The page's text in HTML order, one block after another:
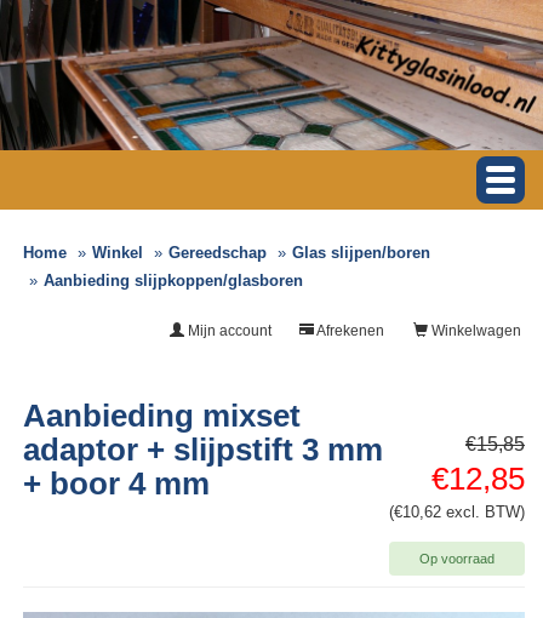
Home Winkel Gereedschap
Glas slijpen/boren
Aanbieding slijpkoppen/glasboren
Winkelwagen
Afrekenen
Mijn account
€15,85
€12,85
(€10,62 excl. BTW)
Op voorraad
Aanbieding mixset
adaptor + slijpstift 3 mm
+ boor 4 mm